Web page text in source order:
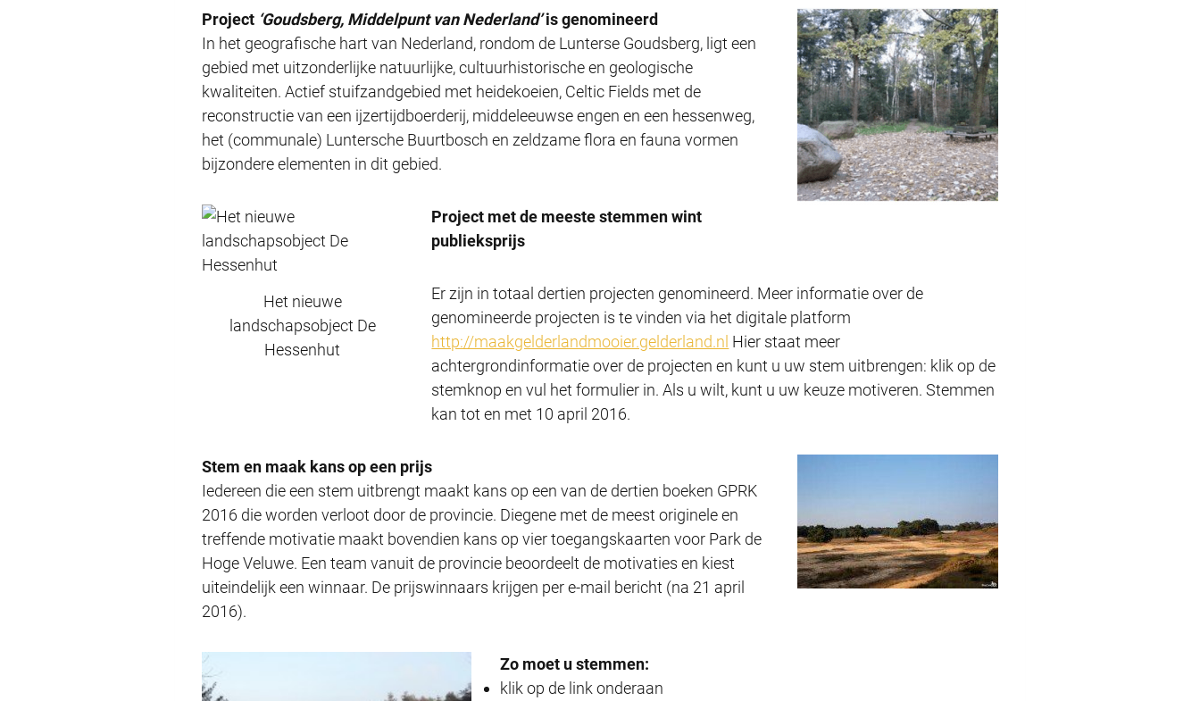
Project ‘Goudsberg, Middelpunt van Nederland’ is genomineerd
In het geografische hart van Nederland, rondom de Lunterse Goudsberg, ligt een
gebied met uitzonderlijke natuurlijke, cultuurhistorische en geologische
kwaliteiten. Actief stuifzandgebied met heidekoeien, Celtic Fields met de
reconstructie van een ijzertijdboerderij, middeleeuwse engen en een hessenweg,
het (communale) Luntersche Buurtbosch en zeldzame flora en fauna vormen
bijzondere elementen in dit gebied.
Het nieuwe
landschapsobject De
Hessenhut
Project met de meeste stemmen wint
publieksprijs
Er zijn in totaal dertien projecten genomineerd. Meer informatie over de
genomineerde projecten is te vinden via het digitale platform
http://maakgelderlandmooier.gelderland.nl Hier staat meer
achtergrondinformatie over de projecten en kunt u uw stem uitbrengen: klik op de
stemknop en vul het formulier in. Als u wilt, kunt u uw keuze motiveren. Stemmen
kan tot en met 10 april 2016.
Stem en maak kans op een prijs
Iedereen die een stem uitbrengt maakt kans op een van de dertien boeken GPRK
2016 die worden verloot door de provincie. Diegene met de meest originele en
treffende motivatie maakt bovendien kans op vier toegangskaarten voor Park de
Hoge Veluwe. Een team vanuit de provincie beoordeelt de motivaties en kiest
uiteindelijk een winnaar. De prijswinnaars krijgen per e-mail bericht (na 21 april
2016).
Zo moet u stemmen:
klik op de link onderaan